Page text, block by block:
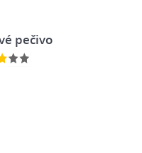
pečivo